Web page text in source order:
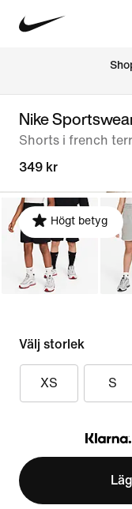
Nike
Shorts i french
349 kr
Högt betyg
Välj storlek
XS S